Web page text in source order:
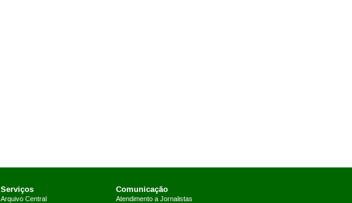
Serviços
Arquivo Central
Comunicação
Atendimento a Jornalistas